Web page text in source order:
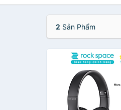
2 Sản Phẩm